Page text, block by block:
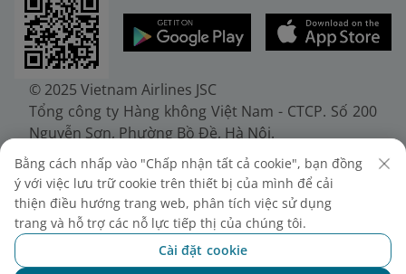
© 2025 Vietnam Airlines JSC
Tổng công ty Hàng không Việt Nam - CTCP. Số 200
Nguyễn Sơn, Phường Bồ Đề, Hà Nội.
Điện thoại: (+84-24) 38272289. Fax: (+84-24)
38722375
Giấy chứng nhận đăng ký doanh nghiệp, mã số
doanh nghiệp 0100107518, đăng ký lần đầu ngày
30/6/2010, đăng ký thay đổi lần thứ 10 ngày
24/7/2025, cấp bởi Sở Tài chính Thành phố Hà Nội.
Bằng cách nhấp vào "Chấp nhận tất cả cookie", bạn đồng
ý với việc lưu trữ cookie trên thiết bị của mình để cải
thiện điều hướng trang web, phân tích việc sử dụng
trang và hỗ trợ các nỗ lực tiếp thị của chúng tôi.
Cài đặt cookie